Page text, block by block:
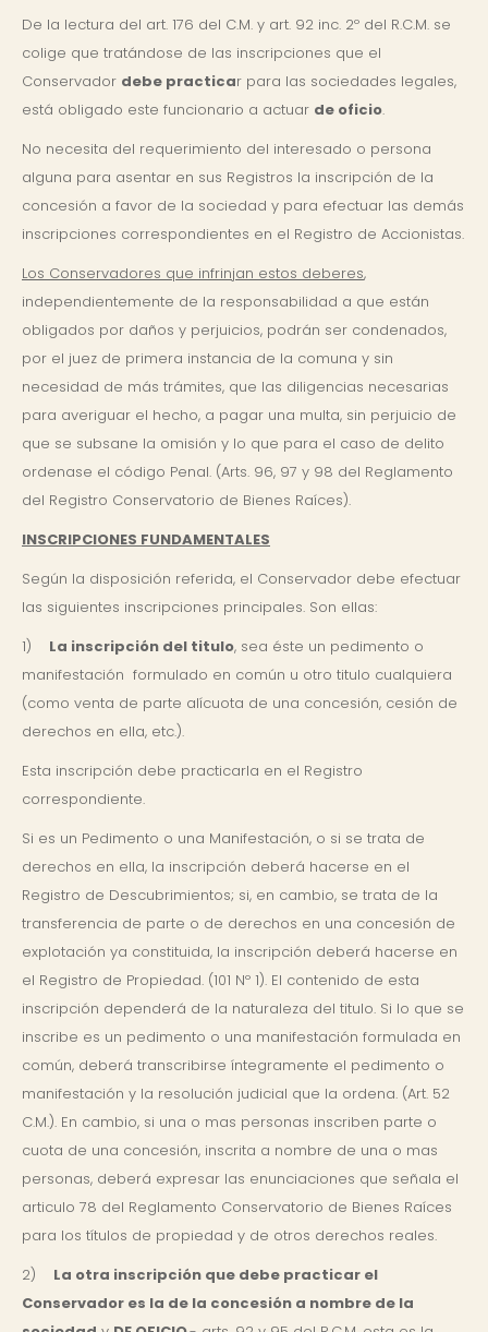
De la lectura del art. 176 del C.M. y art. 92 inc. 2º del R.C.M. se
colige que tratándose de las inscripciones que el
Conservador debe practicar para las sociedades legales,
está obligado este funcionario a actuar de oficio.
No necesita del requerimiento del interesado o persona
alguna para asentar en sus Registros la inscripción de la
concesión a favor de la sociedad y para efectuar las demás
inscripciones correspondientes en el Registro de Accionistas.
Los Conservadores que infrinjan estos deberes,
independientemente de la responsabilidad a que están
obligados por daños y perjuicios, podrán ser condenados,
por el juez de primera instancia de la comuna y sin
necesidad de más trámites, que las diligencias necesarias
para averiguar el hecho, a pagar una multa, sin perjuicio de
que se subsane la omisión y lo que para el caso de delito
ordenase el código Penal. (Arts. 96, 97 y 98 del Reglamento
del Registro Conservatorio de Bienes Raíces).
INSCRIPCIONES FUNDAMENTALES
Según la disposición referida, el Conservador debe efectuar
las siguientes inscripciones principales. Son ellas:
1) La inscripción del titulo, sea éste un pedimento o
manifestación formulado en común u otro titulo cualquiera
(como venta de parte alícuota de una concesión, cesión de
derechos en ella, etc.).
Esta inscripción debe practicarla en el Registro
correspondiente.
Si es un Pedimento o una Manifestación, o si se trata de
derechos en ella, la inscripción deberá hacerse en el
Registro de Descubrimientos; si, en cambio, se trata de la
transferencia de parte o de derechos en una concesión de
explotación ya constituida, la inscripción deberá hacerse en
el Registro de Propiedad. (101 Nº 1). El contenido de esta
inscripción dependerá de la naturaleza del titulo. Si lo que se
inscribe es un pedimento o una manifestación formulada en
común, deberá transcribirse íntegramente el pedimento o
manifestación y la resolución judicial que la ordena. (Art. 52
C.M.). En cambio, si una o mas personas inscriben parte o
cuota de una concesión, inscrita a nombre de una o mas
personas, deberá expresar las enunciaciones que señala el
articulo 78 del Reglamento Conservatorio de Bienes Raíces
para los títulos de propiedad y de otros derechos reales.
2) La otra inscripción que debe practicar el
Conservador es la de la concesión a nombre de la